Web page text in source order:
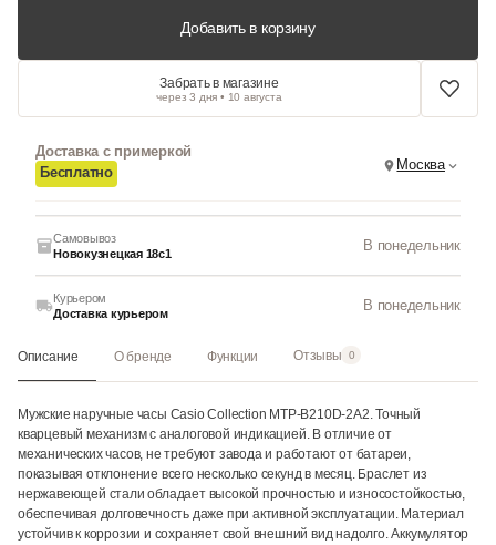
Добавить в корзину
Забрать в магазине
через 3 дня • 10 августа
Доставка с примеркой
Бесплатно
Москва
Самовывоз
Новокузнецкая 18с1
В понедельник
Курьером
Доставка курьером
В понедельник
Описание О бренде Функции Отзывы 0
Мужские наручные часы Casio Collection MTP-B210D-2A2. Точный
кварцевый механизм с аналоговой индикацией. В отличие от
механических часов, не требуют завода и работают от батареи,
показывая отклонение всего несколько секунд в месяц. Браслет из
нержавеющей стали обладает высокой прочностью и износостойкостью,
обеспечивая долговечность даже при активной эксплуатации. Материал
устойчив к коррозии и сохраняет свой внешний вид надолго. Аккумулятор